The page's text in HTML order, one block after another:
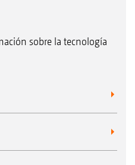
sobre la tecnología